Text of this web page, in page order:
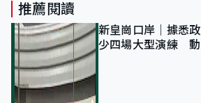
推薦閱讀
新皇崗口岸｜據悉
少四場大型演練 動